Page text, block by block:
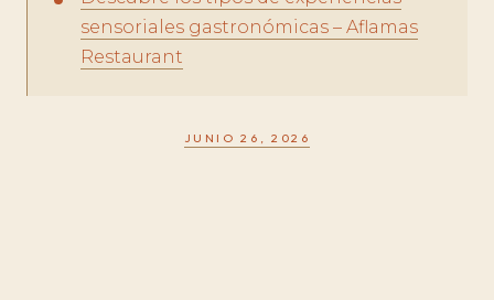
sensoriales gastronómicas – Aflamas
Restaurant
JUNIO 26, 2026